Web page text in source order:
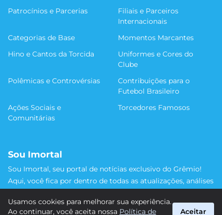
Patrocínios e Parcerias
Filiais e Parceiros
Internacionais
Categorias de Base
Momentos Marcantes
Hino e Cantos da Torcida
Uniformes e Cores do
Clube
Polêmicas e Controvérsias
Contribuições para o
Futebol Brasileiro
Ações Sociais e
Comunitárias
Torcedores Famosos
Sou Imortal
Sou Imortal, seu portal de notícias exclusivo do Grêmio!
Aqui, você fica por dentro de todas as atualizações, análises
detalhe da trajetória do nosso time rumo às vitórias!
Usamos cookies para melhorar sua experiência.
Ao continuar, você aceita nossa Política de Aceitar